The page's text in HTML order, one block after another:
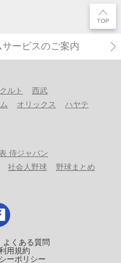
ービスのご案内
ルト
西武
オリックス
ハヤテ
侍ジャパン
社会人野球 野球まとめ
よくある質問
用規約
ーポリシー